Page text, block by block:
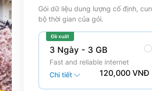
Gói dữ liệu dung lượng cố định,
bộ thời gian của gói.
Đề xuất
3 Ngày - 3 GB
Fast and reliable internet
Chi tiết
120,000 VNĐ